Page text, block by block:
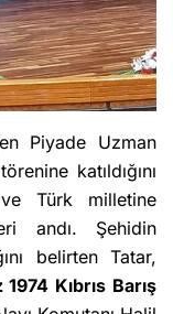
Piyade Uzman
katıldığını
Türk milletine
andı. Şehidin
belirten Tatar,
Kıbrıs Barış